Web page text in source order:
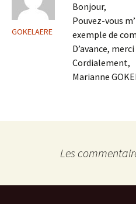
GOKELAERE
Bonjour,
Pouvez-vous
exemple de
D’avance,
Cordialement,
Marianne
Les